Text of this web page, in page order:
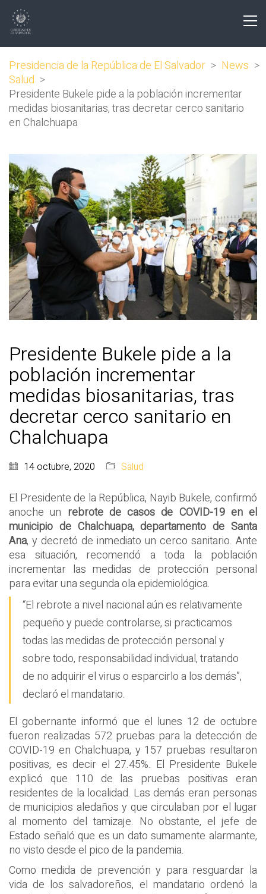
Presidencia de la República de El Salvador > News >
Salud >
Presidente Bukele pide a la población incrementar
medidas biosanitarias, tras decretar cerco sanitario
en Chalchuapa
Presidente Bukele pide a la
población incrementar
medidas biosanitarias, tras
decretar cerco sanitario en
Chalchuapa
14 octubre, 2020 Salud
El Presidente de la República, Nayib Bukele, confirmó
anoche un rebrote de casos de COVID-19 en el
municipio de Chalchuapa, departamento de Santa
Ana, y decretó de inmediato un cerco sanitario. Ante
esa situación, recomendó a toda la población
incrementar las medidas de protección personal
para evitar una segunda ola epidemiológica.
“El rebrote a nivel nacional aún es relativamente
pequeño y puede controlarse, si practicamos
todas las medidas de protección personal y
sobre todo, responsabilidad individual, tratando
de no adquirir el virus o esparcirlo a los demás”,
declaró el mandatario.
El gobernante informó que el lunes 12 de octubre
fueron realizadas 572 pruebas para la detección de
COVID-19 en Chalchuapa, y 157 pruebas resultaron
positivas, es decir el 27.45%. El Presidente Bukele
explicó que 110 de las pruebas positivas eran
residentes de la localidad. Las demás eran personas
de municipios aledaños y que circulaban por el lugar
al momento del tamizaje. No obstante, el jefe de
Estado señaló que es un dato sumamente alarmante,
no visto desde el pico de la pandemia.
Como medida de prevención y para resguardar la
vida de los salvadoreños, el mandatario ordenó la